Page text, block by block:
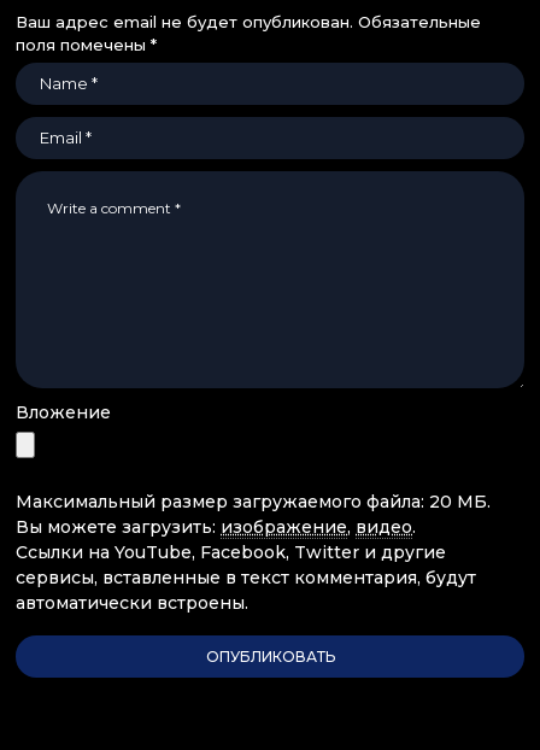
Ваш адрес email не будет опубликован. Обязательные
поля помечены *
Вложение
Максимальный размер загружаемого файла: 20 МБ.
Вы можете загрузить: изображение, видео.
Ссылки на YouTube, Facebook, Twitter и другие
сервисы, вставленные в текст комментария, будут
автоматически встроены.